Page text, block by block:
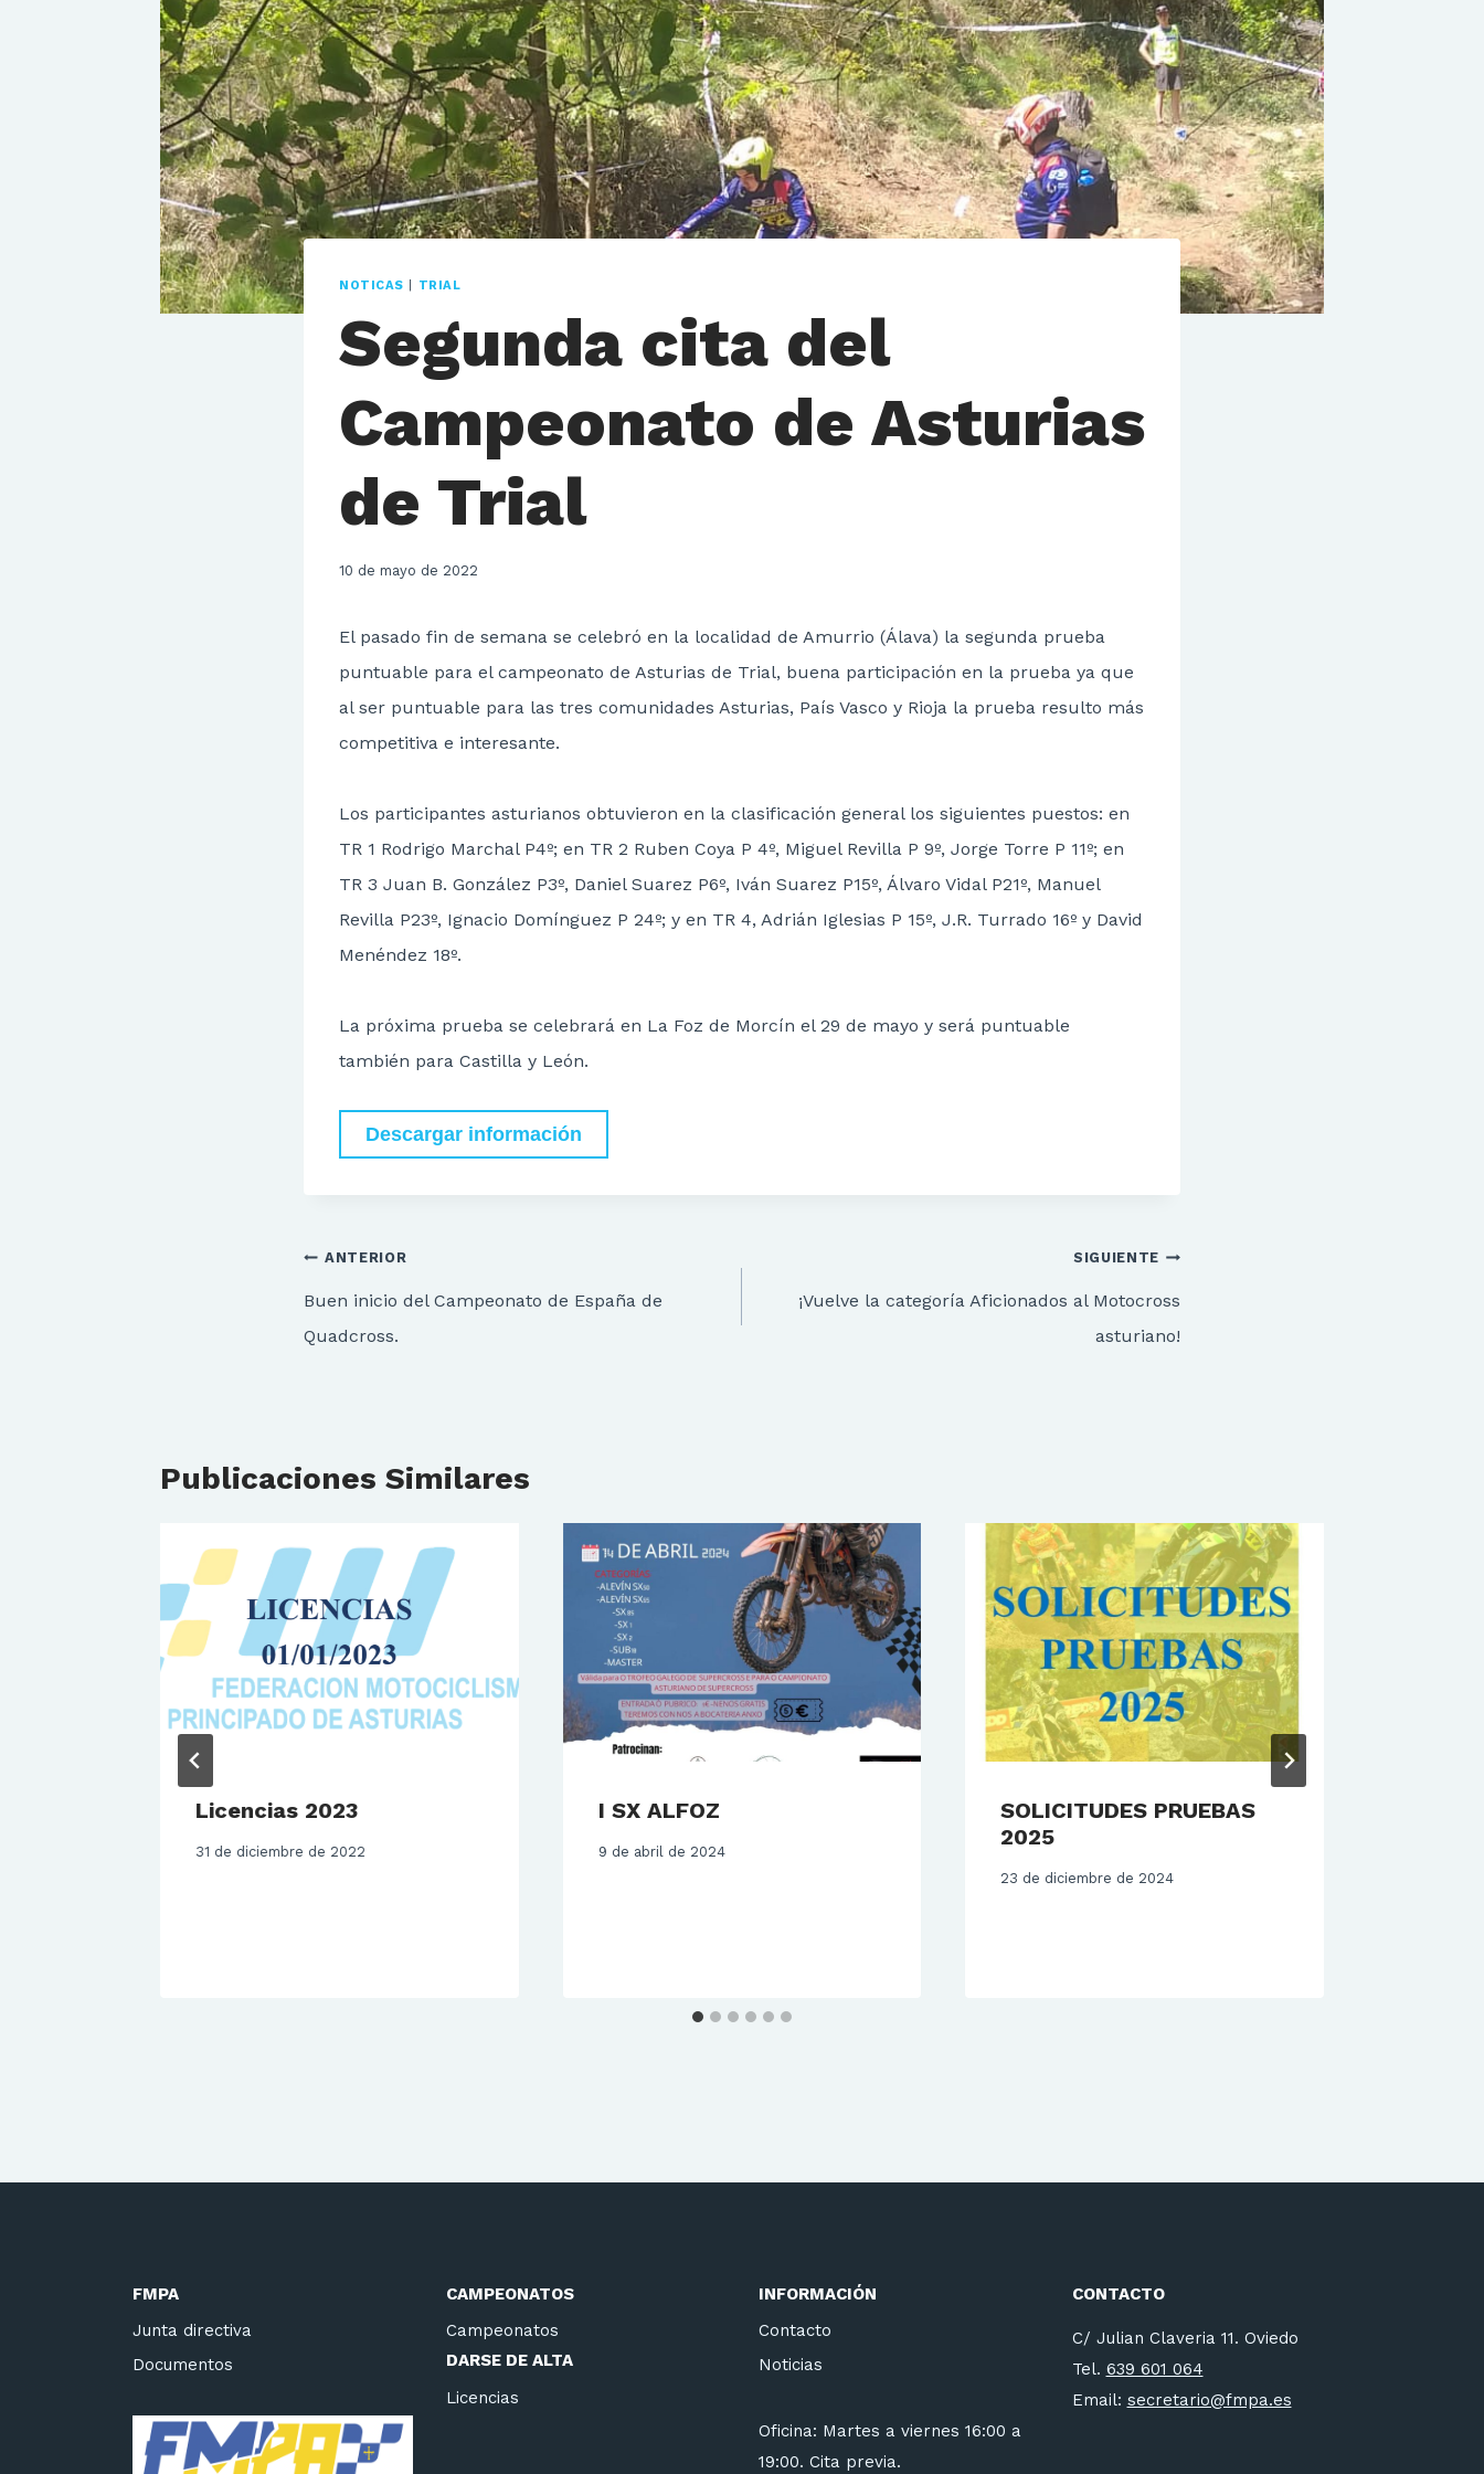
NOTICAS TRIAL
Segunda cita del
Campeonato de Asturias
de Trial
10 de mayo de 2022
El pasado fin de semana se celebró en la localidad de Amurrio (Álava) la segunda prueba
puntuable para el campeonato de Asturias de Trial, buena participación en la prueba ya que
al ser puntuable para las tres comunidades Asturias, País Vasco y Rioja la prueba resulto más
competitiva e interesante.
Los participantes asturianos obtuvieron en la clasificación general los siguientes puestos: en
TR 1 Rodrigo Marchal P4º; en TR 2 Ruben Coya P 4º, Miguel Revilla P 9º, Jorge Torre P 11º; en
TR 3 Juan B. González P3º, Daniel Suarez P6º, Iván Suarez P15º, Álvaro Vidal P21º, Manuel
Revilla P23º, Ignacio Domínguez P 24º; y en TR 4, Adrián Iglesias P 15º, J.R. Turrado 16º y David
Menéndez 18º.
La próxima prueba se celebrará en La Foz de Morcín el 29 de mayo y será puntuable
también para Castilla y León.
Descargar información
Navegación
de
entradas
ANTERIOR
Buen inicio del Campeonato de España de
Quadcross.
SIGUIENTE
¡Vuelve la categoría Aficionados al Motocross
asturiano!
Publicaciones Similares
Licencias 2023
31 de diciembre de 2022
I SX ALFOZ
9 de abril de 2024
SOLICITUDES PRUEBAS
2025
23 de diciembre de 2024
FMPA
Junta directiva
Documentos
CAMPEONATOS
Campeonatos
DARSE DE ALTA
Licencias
INFORMACIÓN
Contacto
Noticias
Oficina: Martes a viernes 16:00 a
19:00. Cita previa.
CONTACTO
C/ Julian Claveria 11. Oviedo
Tel. 639 601 064
Email: secretario@fmpa.es